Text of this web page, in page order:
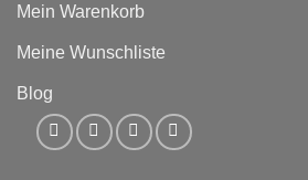
Mein Warenkorb
Meine Wunschliste
Blog